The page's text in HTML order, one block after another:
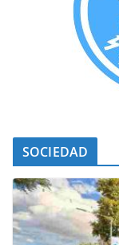
SOCIEDAD